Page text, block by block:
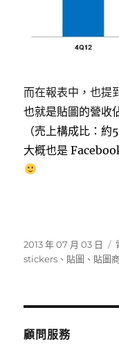
而在報表中，也提
也就是貼圖的營收
（売上構成比：
大概也是
發
佈
2013 年 07 月 03 日
stickers 、 貼圖 、 貼圖
顧問服務